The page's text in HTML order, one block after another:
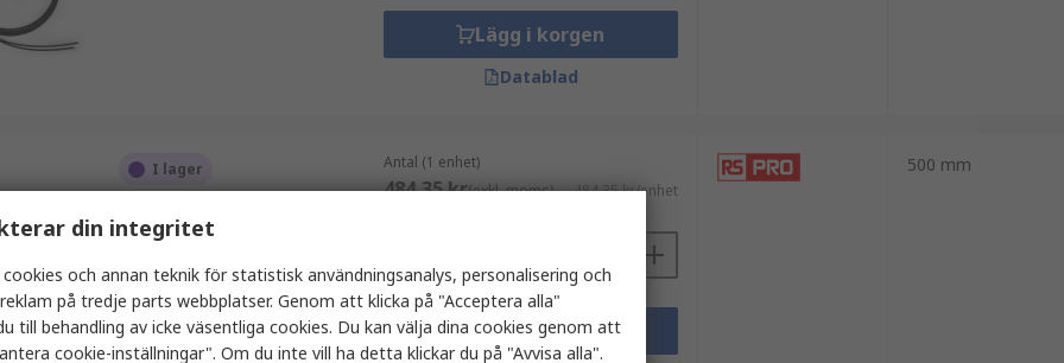
Lägg i korgen
Datablad
I lager
Knappområde 500 mm, IP65
Antal (1 enhet)
484,35 kr(exkl. moms) 484,35 kr/enhet
Lägg i korgen
500 mm
din integritet
cookies och annan teknik för statistisk användningsanalys, personalisering och
på tredje parts webbplatser. Genom att klicka på "Acceptera alla"
till behandling av icke väsentliga cookies. Du kan välja dina cookies genom att
cookie-inställningar". Om du inte vill ha detta klickar du på "Avvisa alla".